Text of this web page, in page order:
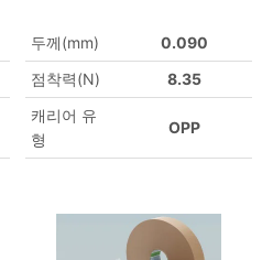
두께(mm)
0.090
점착력(N)
8.35
캐리어 유
형
OPP